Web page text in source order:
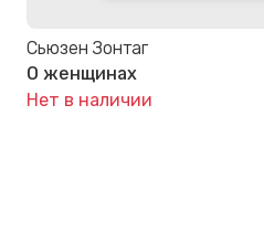
Сьюзен Зонтаг
О женщинах
Нет в наличии